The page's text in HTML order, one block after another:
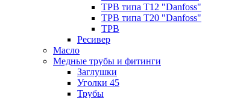
ТРВ типа Т12 "Danfoss"
ТРВ типа Т20 "Danfoss"
ТРВ
Ресивер
Масло
Медные трубы и фитинги
Заглушки
Уголки 45
Трубы